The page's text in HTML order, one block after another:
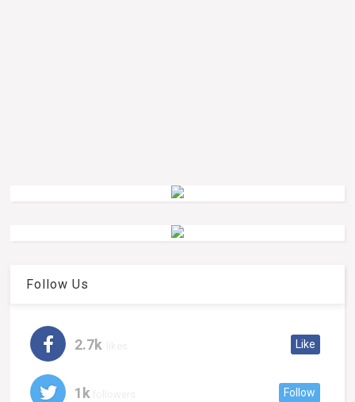
Follow Us
2.7k Like
1k Follow